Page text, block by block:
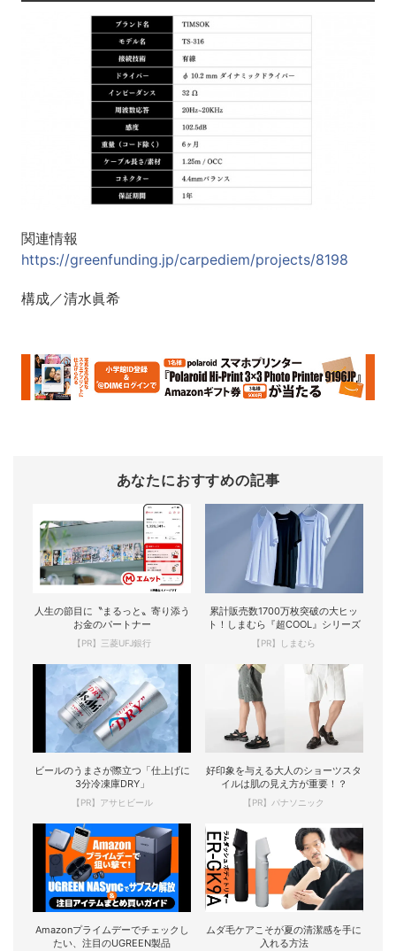
関連情報
https://greenfunding.jp/carpediem/projects/8198
構成／清水眞希
あなたにおすすめの記事
人生の節目に〝まるっと〟寄り添う
お金のパートナー
【PR】三菱UFJ銀行
累計販売数1700万枚突破の大ヒッ
ト！しまむら『超COOL』シリーズ
【PR】しまむら
ビールのうまさが際立つ「仕上げに
3分冷凍庫DRY」
【PR】アサヒビール
好印象を与える大人のショーツスタ
イルは肌の見え方が重要！？
【PR】パナソニック
Amazonプライムデーでチェックし
たい、注目のUGREEN製品
ムダ毛ケアこそが夏の清潔感を手に
入れる方法